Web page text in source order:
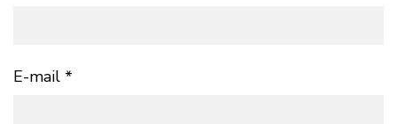
E-mail *